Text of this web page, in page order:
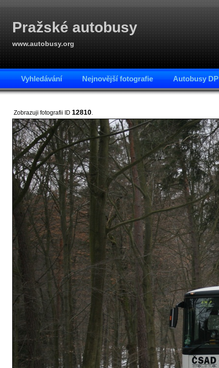
Pražské autobusy
www.autobusy.org
Vyhledávání Nejnovější fotografie Autobusy
Zobrazuji fotografii ID 12810.